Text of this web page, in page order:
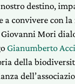
destino,
a convivere con
Mori
Gianumberto
della